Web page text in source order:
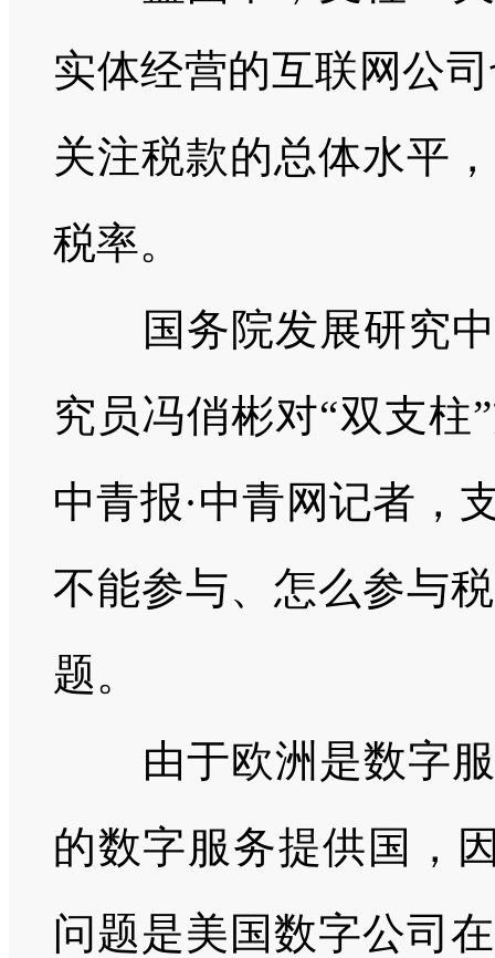
实体经营的互联网公
关注税款的总体水平
税率。
国务院发展研究
究员冯俏彬对“双支柱
中青报·中青网记者，
不能参与、怎么参与
题。
由于欧洲是数字
的数字服务提供国，
问题是美国数字公司